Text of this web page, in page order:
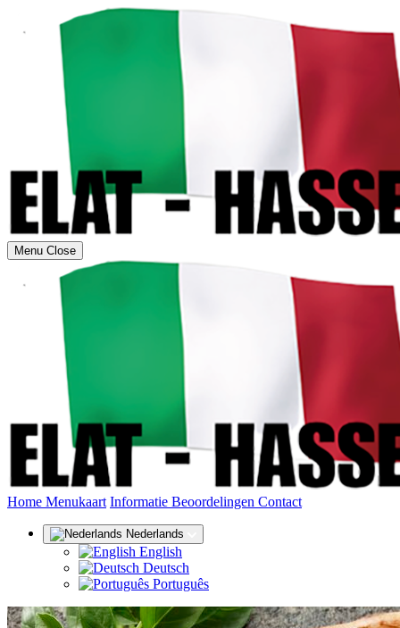
Menu Close
Home (huidige)
Menukaart Informatie Beoordelingen Contact
Nederlands
English
Deutsch
Português